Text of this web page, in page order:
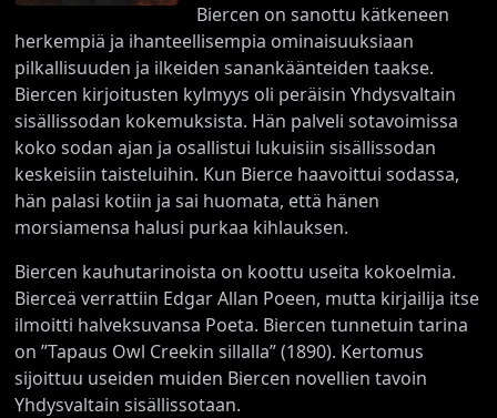
Biercen on sanottu kätkeneen
herkempiä ja ihanteellisempia ominaisuuksiaan
pilkallisuuden ja ilkeiden sanankäänteiden taakse.
Biercen kirjoitusten kylmyys oli peräisin Yhdysvaltain
sisällissodan kokemuksista. Hän palveli sotavoimissa
koko sodan ajan ja osallistui lukuisiin sisällissodan
keskeisiin taisteluihin. Kun Bierce haavoittui sodassa,
hän palasi kotiin ja sai huomata, että hänen
morsiamensa halusi purkaa kihlauksen.
Biercen kauhutarinoista on koottu useita kokoelmia.
Bierceä verrattiin Edgar Allan Poeen, mutta kirjailija itse
ilmoitti halveksuvansa Poeta. Biercen tunnetuin tarina
on ”Tapaus Owl Creekin sillalla” (1890). Kertomus
sijoittuu useiden muiden Biercen novellien tavoin
Yhdysvaltain sisällissotaan.